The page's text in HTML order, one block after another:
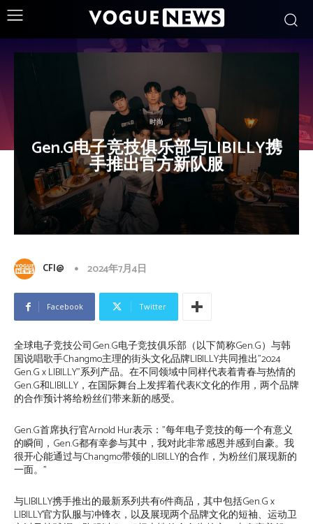
时尚
Gen.G电子竞技俱乐部与LIBILLY携
手推出官方新队服
CFI@ 2024年7月4日
Facebook Twitter
全球电子竞技公司Gen.G电子竞技俱乐部（以下简称Gen.G）与韩
国说唱歌手Changmo主理的街头文化品牌LIBILLY共同推出”2024
Gen.G x LIBILLY”系列产品。在不同领域中同样代表着青春与热情的
Gen.G和LIBILLY，在国际舞台上发挥着代表K文化的作用，两个品牌
的合作预计将给粉丝们带来新的感受。
Gen.G首席执行官Arnold Hur表示：”每年电子竞技的每一个有意义
的瞬间，Gen.G都有幸参与其中，我对此非常感恩并感到自豪。我
很开心能通过与Changmo带领的LIBILLY的合作，为粉丝们展现新的
一面。”
与LIBILLY携手推出的最新系列共有6件商品，其中包括Gen.G x
LIBILLY官方队服与冲锋衣，以及展现两个品牌文化的短袖、运动卫